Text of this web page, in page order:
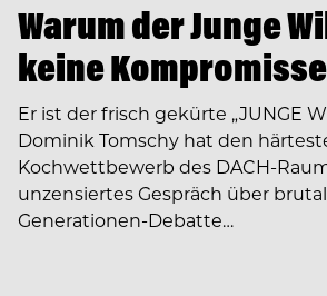
Warum der Junge
keine
Er ist der frisch gekürte „JUNGE
Dominik Tomschy hat den
Kochwettbewerb des DACH-
unzensiertes Gespräch über
Generationen-Debatte…